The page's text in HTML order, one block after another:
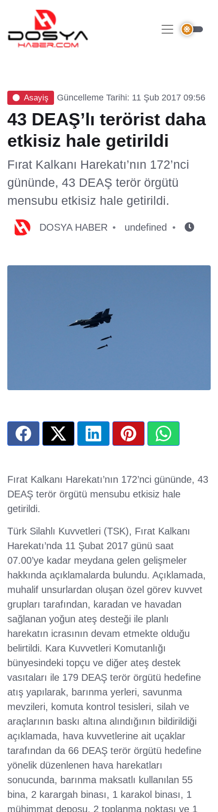
Asayiş Güncelleme Tarihi: 11 Şub 2017 09:56
43 DEAŞ’lı terörist daha
etkisiz hale getirildi
Fırat Kalkanı Harekatı’nın 172’nci
gününde, 43 DEAŞ terör örgütü
mensubu etkisiz hale getirildi.
DOSYA HABER undefined
Fırat Kalkanı Harekatı’nın 172’nci gününde, 43
DEAŞ terör örgütü mensubu etkisiz hale
getirildi.
Türk Silahlı Kuvvetleri (TSK), Fırat Kalkanı
Harekatı’nda 11 Şubat 2017 günü saat
07.00’ye kadar meydana gelen gelişmeler
hakkında açıklamalarda bulundu. Açıklamada,
muhalif unsurlardan oluşan özel görev kuvvet
grupları tarafından, karadan ve havadan
sağlanan yoğun ateş desteği ile planlı
harekatın icrasının devam etmekte olduğu
belirtildi. Kara Kuvvetleri Komutanlığı
bünyesindeki topçu ve diğer ateş destek
vasıtaları ile 179 DEAŞ terör örgütü hedefine
atış yapılarak, barınma yerleri, savunma
mevzileri, komuta kontrol tesisleri, silah ve
araçlarının baskı altına alındığının bildirildiği
açıklamada, hava kuvvetlerine ait uçaklar
tarafından da 66 DEAŞ terör örgütü hedefine
yönelik düzenlenen hava harekatları
sonucunda, barınma maksatlı kullanılan 55
bina, 2 karargah binası, 1 karakol binası, 1
mühimmat deposu, 2 toplanma noktası ve 1